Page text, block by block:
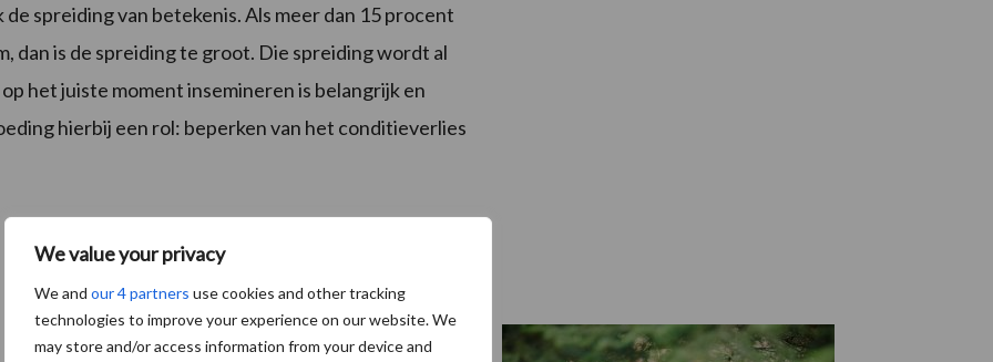
We value your privacy
We and our 4 partners use cookies and other tracking
technologies to improve your experience on our website. We
may store and/or access information from your device and
spreiding van betekenis. Als meer dan 15 procent
dan is de spreiding te groot. Die spreiding wordt al
het juiste moment insemineren is belangrijk en
hierbij een rol: beperken van het conditieverlies